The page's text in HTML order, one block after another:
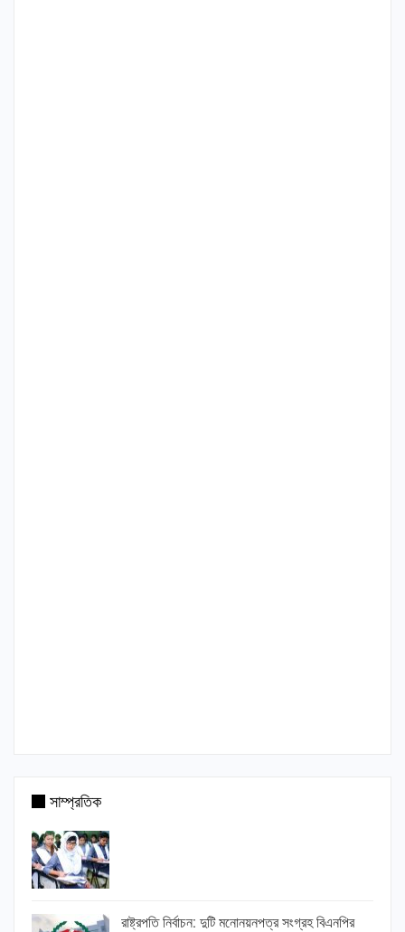
সাম্প্রতিক
রাষ্ট্রপতি নির্বাচন: দুটি মনোনয়নপত্র সংগ্রহ বিএনপির